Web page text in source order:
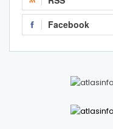
Facebook